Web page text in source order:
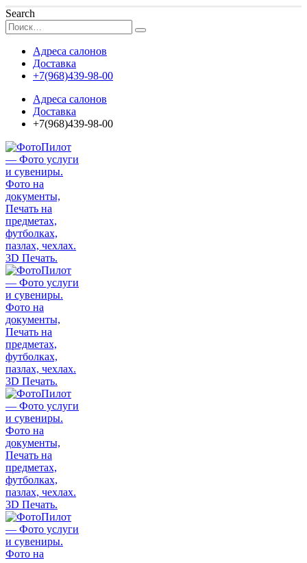
Search
Адреса салонов
Доставка
+7(968)439-98-00
Адреса салонов
Доставка
+7(968)439-98-00